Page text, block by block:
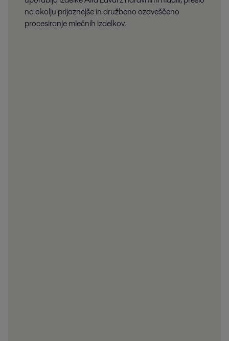
na okolju prijaznejše in družbeno ozaveščeno
procesiranje mlečnih izdelkov.